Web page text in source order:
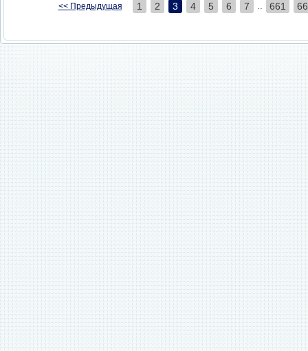
<< Предыдущая 1 2 3 4 5 6 7 661